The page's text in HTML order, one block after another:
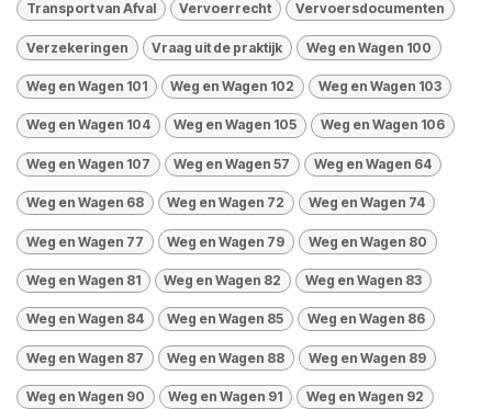
Transport van Afval Vervoerrecht Vervoersdocumenten
Verzekeringen Vraag uit de praktijk Weg en Wagen 100
Weg en Wagen 101 Weg en Wagen 102 Weg en Wagen 103
Weg en Wagen 104 Weg en Wagen 105 Weg en Wagen 106
Weg en Wagen 107 Weg en Wagen 57 Weg en Wagen 64
Weg en Wagen 68 Weg en Wagen 72 Weg en Wagen 74
Weg en Wagen 77 Weg en Wagen 79 Weg en Wagen 80
Weg en Wagen 81 Weg en Wagen 82 Weg en Wagen 83
Weg en Wagen 84 Weg en Wagen 85 Weg en Wagen 86
Weg en Wagen 87 Weg en Wagen 88 Weg en Wagen 89
Weg en Wagen 90 Weg en Wagen 91 Weg en Wagen 92